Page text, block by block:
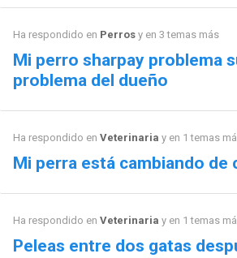
Ha respondido en Perrosy en 3 temas más
Mi perro sharpay problema
problema del dueño
Ha respondido en Veterinaria y en 1 temas
Mi perra está cambiando de
Ha respondido en Veterinaria y en 1 temas
Peleas entre dos gatas